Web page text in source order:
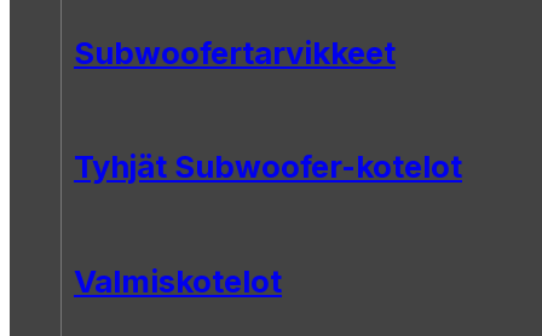
Subwoofertarvikkeet
Tyhjät Subwoofer-kotelot
Valmiskotelot